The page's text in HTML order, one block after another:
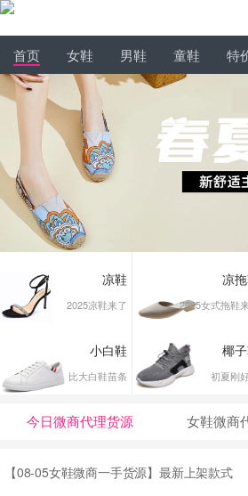
首页 女鞋 男鞋 童鞋 特
凉鞋
2025凉鞋来了
凉
2025女式拖鞋
小白鞋
比大白鞋苗条
椰
初夏刚
今日微商代理货源 女鞋微商
【08-05女鞋微商一手货源】最新上架款式